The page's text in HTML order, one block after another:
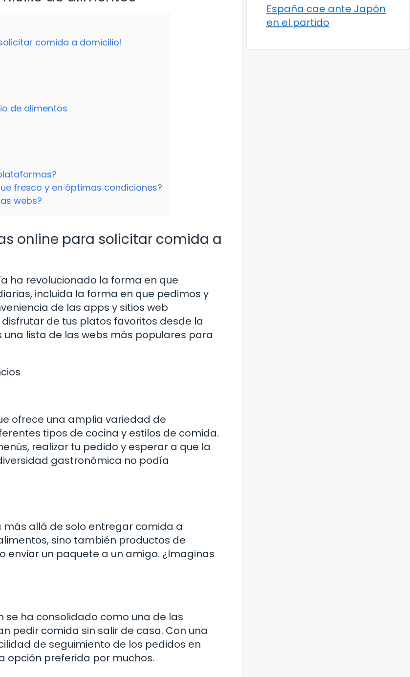
comida a domicilio!
de alimentos
fresco y en óptimas condiciones?
webs?
online para solicitar comida a
ha revolucionado la forma en que
incluida la forma en que pedimos y
de las apps y sitios web
de tus platos favoritos desde la
lista de las webs más populares para
ofrece una amplia variedad de
tipos de cocina y estilos de comida.
realizar tu pedido y esperar a que la
gastronómica no podía
más allá de solo entregar comida a
sino también productos de
un paquete a un amigo. ¿Imaginas
se ha consolidado como una de las
pedir comida sin salir de casa. Con una
de seguimiento de los pedidos en
opción preferida por muchos.
España cae ante Japón
en el partido